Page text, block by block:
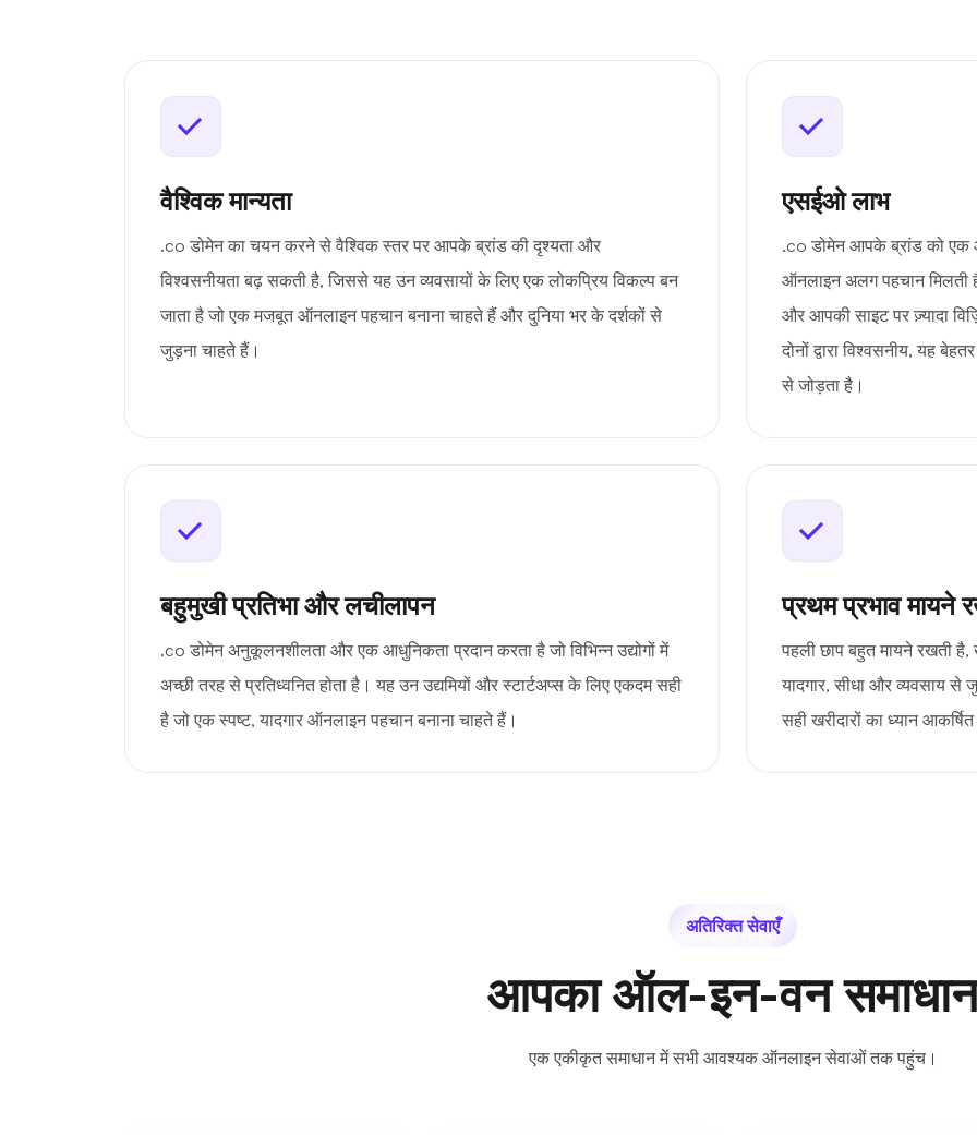
वैश्विक मान्यता
.co डोमेन का चयन करने से वैश्विक स्तर पर आपके ब्रांड की दृश्यता और
विश्वसनीयता बढ़ सकती है, जिससे यह उन व्यवसायों के लिए एक लोकप्रिय विकल्प बन
जाता है जो एक मजबूत ऑनलाइन पहचान बनाना चाहते हैं और दुनिया भर के दर्शकों से
जुड़ना चाहते हैं।
एसईओ लाभ
.co डोमेन आपके ब्रांड को एक
ऑनलाइन अलग पहचान मिलती
और आपकी साइट पर ज़्यादा
दोनों द्वारा विश्वसनीय, यह
से जोड़ता है।
बहुमुखी प्रतिभा और लचीलापन
.co डोमेन अनुकूलनशीलता और एक आधुनिकता प्रदान करता है जो विभिन्न उद्योगों में
अच्छी तरह से प्रतिध्वनित होता है। यह उन उद्यमियों और स्टार्टअप्स के लिए एकदम सही
है जो एक स्पष्ट, यादगार ऑनलाइन पहचान बनाना चाहते हैं।
प्रथम प्रभाव मायने
पहली छाप बहुत मायने रखती
यादगार, सीधा और व्यवसाय से
सही खरीदारों का ध्यान
अतिरिक्त सेवाएँ
आपका ऑल-इन-वन समाधान
एक एकीकृत समाधान में सभी आवश्यक ऑनलाइन सेवाओं तक पहुंच।